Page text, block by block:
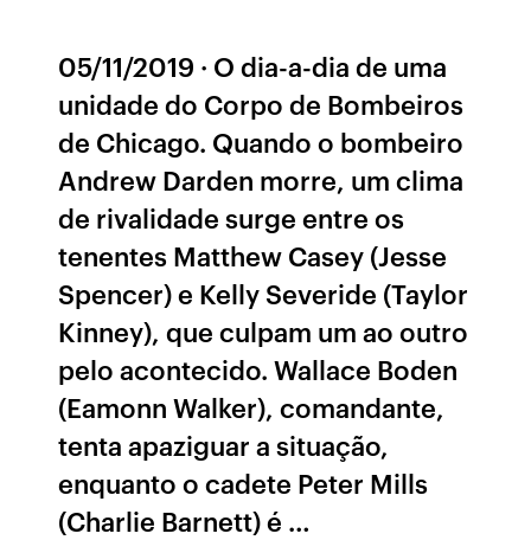
05/11/2019 · O dia-a-dia de uma
unidade do Corpo de Bombeiros
de Chicago. Quando o bombeiro
Andrew Darden morre, um clima
de rivalidade surge entre os
tenentes Matthew Casey (Jesse
Spencer) e Kelly Severide (Taylor
Kinney), que culpam um ao outro
pelo acontecido. Wallace Boden
(Eamonn Walker), comandante,
tenta apaziguar a situação,
enquanto o cadete Peter Mills
(Charlie Barnett) é …